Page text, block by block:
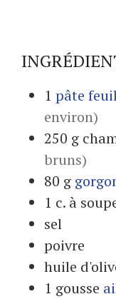
1 pâte
environ)
250 g
bruns)
80 g
1 c. à
sel
poivre
huile
1 gousse